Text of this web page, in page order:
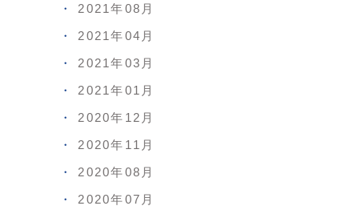
2021年08月
2021年04月
2021年03月
2021年01月
2020年12月
2020年11月
2020年08月
2020年07月